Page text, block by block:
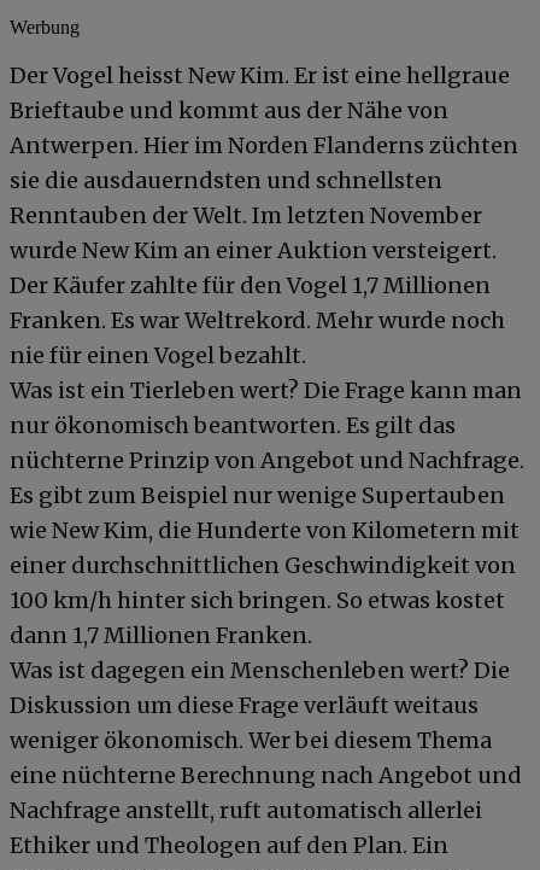
Werbung
Der Vogel heisst New Kim. Er ist eine hellgraue
Brieftaube und kommt aus der Nähe von
Antwerpen. Hier im Norden Flanderns züchten
sie die ausdauerndsten und schnellsten
Renntauben der Welt. Im letzten November
wurde New Kim an einer Auktion versteigert.
Der Käufer zahlte für den Vogel 1,7 Millionen
Franken. Es war Weltrekord. Mehr wurde noch
nie für einen Vogel bezahlt.
Was ist ein Tierleben wert? Die Frage kann man
nur ökonomisch beantworten. Es gilt das
nüchterne Prinzip von Angebot und Nachfrage.
Es gibt zum Beispiel nur wenige Supertauben
wie New Kim, die Hunderte von Kilometern mit
einer durchschnittlichen Geschwindigkeit von
100 km/h hinter sich bringen. So etwas kostet
dann 1,7 Millionen Franken.
Was ist dagegen ein Menschenleben wert? Die
Diskussion um diese Frage verläuft weitaus
weniger ökonomisch. Wer bei diesem Thema
eine nüchterne Berechnung nach Angebot und
Nachfrage anstellt, ruft automatisch allerlei
Ethiker und Theologen auf den Plan. Ein